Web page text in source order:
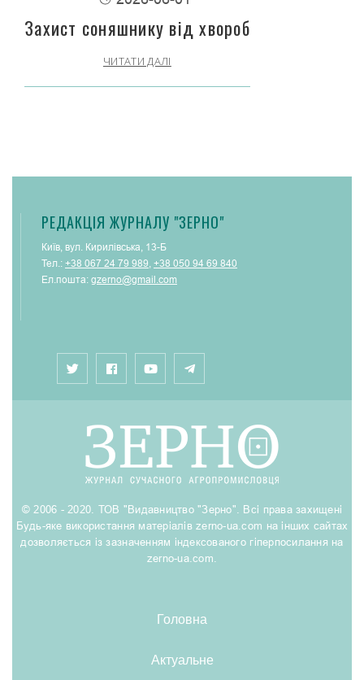
Захист соняшнику від хвороб
ЧИТАТИ ДАЛІ
РЕДАКЦІЯ ЖУРНАЛУ "ЗЕРНО"
Київ, вул. Кирилівська, 13-Б
Тел.: +38 067 24 79 989, +38 050 94 69 840
Ел.пошта: gzerno@gmail.com
© 2006 - 2020. ТОВ "Видавництво "Зерно". Всі права захищені
Будь-яке використання матеріалів zerno-ua.com на інших сайтах
дозволяється із зазначенням індексованого гіперпосилання на
zerno-ua.com.
Головна
Актуальне